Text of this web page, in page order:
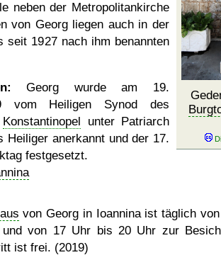
neben der Metropolitankirche
von Georg liegen auch in der
seit 1927 nach ihm benannten
Georg wurde am 19.
vom Heiligen Synod des
Konstantinopel unter Patriarch
Heiliger anerkannt und der 17.
festgesetzt.
von Georg in Ioannina ist täglich
von 17 Uhr bis 20 Uhr zur
ist frei. (2019)